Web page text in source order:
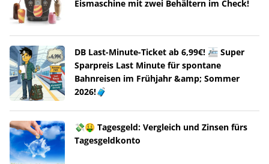
Eismaschine mit zwei Behältern im Check!
DB Last-Minute-Ticket ab 6,99€! 🚈 Super
Sparpreis Last Minute für spontane
Bahnreisen im Frühjahr &amp; Sommer
2026!🧳
💸🤑 Tagesgeld: Vergleich und Zinsen fürs
Tagesgeldkonto